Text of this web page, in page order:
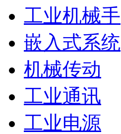
工业机械手
嵌入式系统
机械传动
工业通讯
工业电源